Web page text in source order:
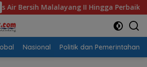
II Hingga Perbaikan
Nasional Politik dan Pemerintahan